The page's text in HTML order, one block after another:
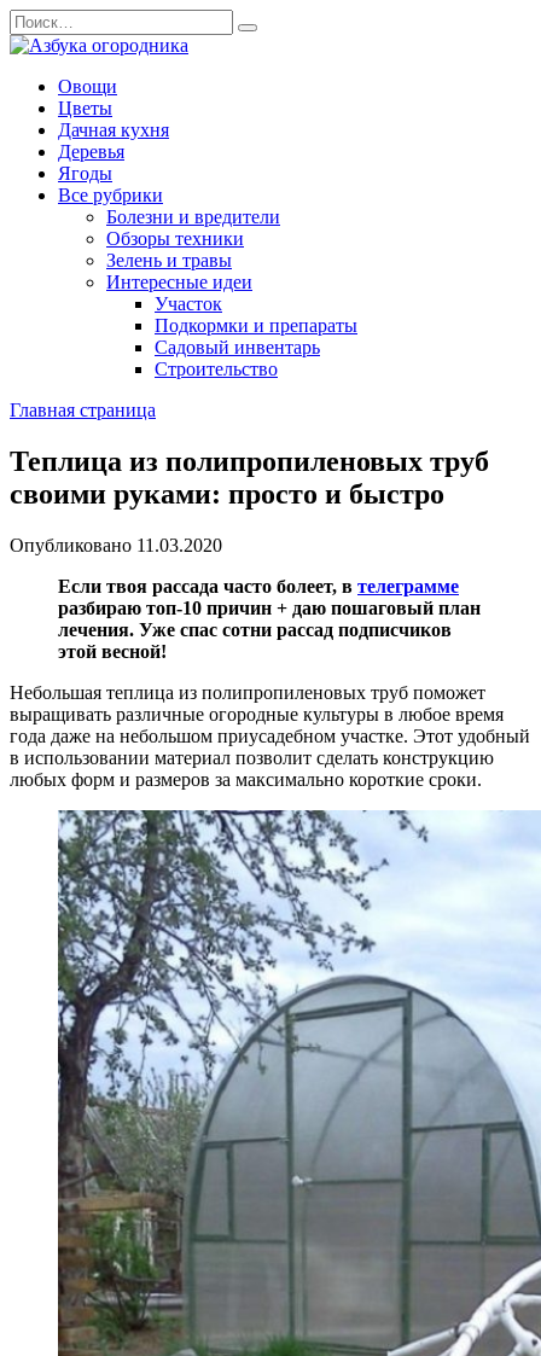
Перейти
к
содержанию
Search
for:
Овощи
Цветы
Дачная кухня
Деревья
Ягоды
Все рубрики
Болезни и вредители
Обзоры техники
Зелень и травы
Интересные идеи
Участок
Подкормки и препараты
Садовый инвентарь
Строительство
Главная страница
Теплица из полипропиленовых труб
своими руками: просто и быстро
Опубликовано 11.03.2020
Если твоя рассада часто болеет, в телеграмме
разбираю топ-10 причин + даю пошаговый план
лечения. Уже спас сотни рассад подписчиков
этой весной!
Небольшая теплица из полипропиленовых труб поможет
выращивать различные огородные культуры в любое время
года даже на небольшом приусадебном участке. Этот удобный
в использовании материал позволит сделать конструкцию
любых форм и размеров за максимально короткие сроки.